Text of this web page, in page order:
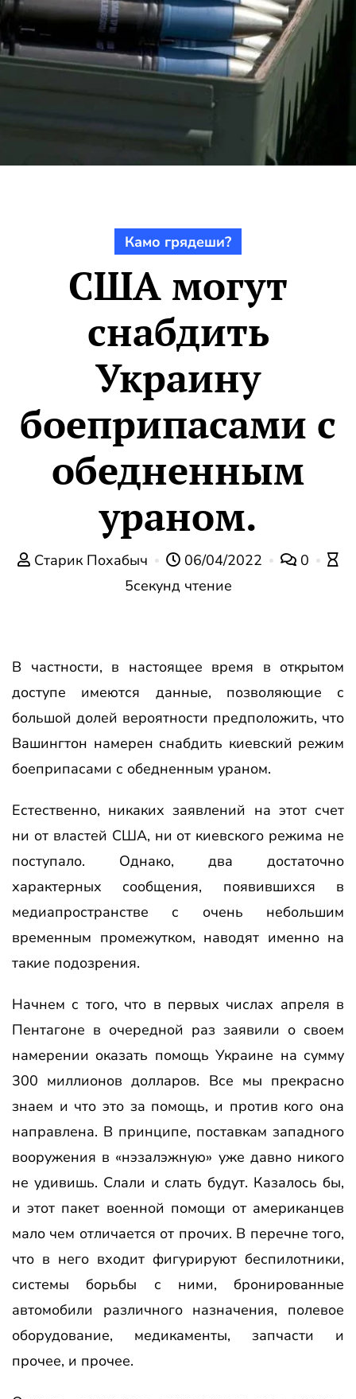
Камо грядеши?
США могут
снабдить
Украину
боеприпасами с
обедненным
ураном.
Старик Похабыч 06/04/2022
0
5секунд чтение
В частности, в настоящее время в открытом
доступе имеются данные, позволяющие с
большой долей вероятности предположить, что
Вашингтон намерен снабдить киевский режим
боеприпасами с обедненным ураном.
Естественно, никаких заявлений на этот счет
ни от властей США, ни от киевского режима не
поступало. Однако, два достаточно
характерных сообщения, появившихся в
медиапространстве с очень небольшим
временным промежутком, наводят именно на
такие подозрения.
Начнем с того, что в первых числах апреля в
Пентагоне в очередной раз заявили о своем
намерении оказать помощь Украине на сумму
300 миллионов долларов. Все мы прекрасно
знаем и что это за помощь, и против кого она
направлена. В принципе, поставкам западного
вооружения в «нэзалэжную» уже давно никого
не удивишь. Слали и слать будут. Казалось бы,
и этот пакет военной помощи от американцев
мало чем отличается от прочих. В перечне того,
что в него входит фигурируют беспилотники,
системы борьбы с ними, бронированные
автомобили различного назначения, полевое
оборудование, медикаменты, запчасти и
прочее, и прочее.